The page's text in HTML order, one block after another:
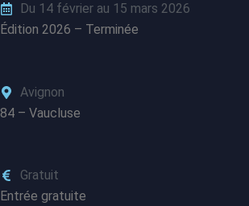
Du 14 février au 15 mars 2026
Édition 2026 – Terminée
Avignon
84 – Vaucluse
Gratuit
Entrée gratuite